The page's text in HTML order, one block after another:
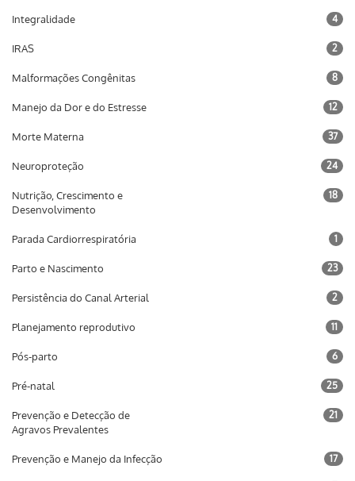
Integralidade 4
IRAS 2
Malformações Congênitas 8
Manejo da Dor e do Estresse 12
Morte Materna 37
Neuroproteção 24
Nutrição, Crescimento e
Desenvolvimento
18
Parada Cardiorrespiratória 1
Parto e Nascimento 23
Persistência do Canal Arterial 2
Planejamento reprodutivo 11
Pós-parto 6
Pré-natal 25
Prevenção e Detecção de
Agravos Prevalentes
21
Prevenção e Manejo da Infecção 17